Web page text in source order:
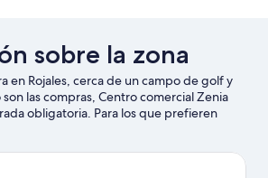
sobre la zona
en Rojales, cerca de un campo de golf y
las compras, Centro comercial Zenia
obligatoria. Para los que prefieren
Playa La Mata y Playa La Zenia son
Flamingo también merecen la pena.